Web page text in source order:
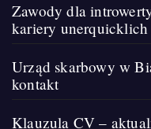
Zawody dla
kariery unerquicklich
Urząd skarbowy w
kontakt
Klauzula CV –